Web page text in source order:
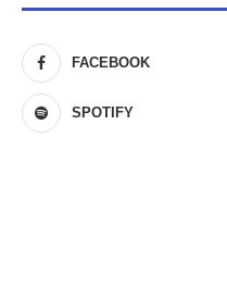
FACEBOOK
SPOTIFY